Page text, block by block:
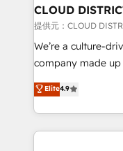
inbound and loop
creativity. Our
Portuguese, and
that drive measurable growth.
Platform Migration
Year LATAM 2022,
CLOUD
提供元：CLOUD
We’re a culture-
company made
thinkers. We blend
ideas,
experiences. To
Elite4.9